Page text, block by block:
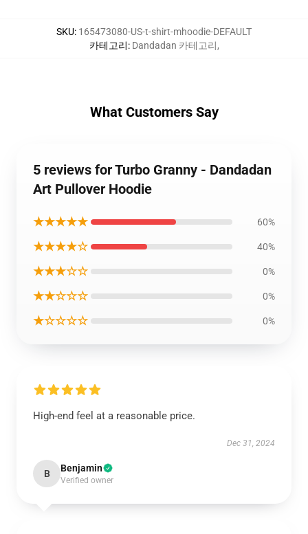
SKU: 165473080-US-t-shirt-mhoodie-DEFAULT
카테고리: Dandadan 카테고리,
What Customers Say
5 reviews for Turbo Granny - Dandadan
Art Pullover Hoodie
★★★★★ 60%
★★★★☆ 40%
★★★☆☆ 0%
★★☆☆☆ 0%
★☆☆☆☆ 0%
High-end feel at a reasonable price.
Dec 31, 2024
B Benjamin
Verified owner